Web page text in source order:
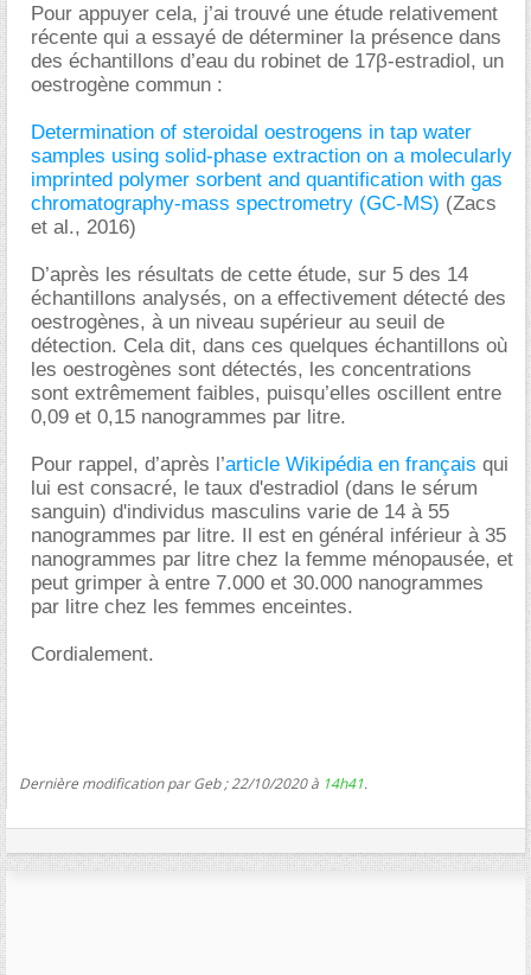
Pour appuyer cela, j’ai trouvé une étude relativement
récente qui a essayé de déterminer la présence dans
des échantillons d’eau du robinet de 17β-estradiol, un
oestrogène commun :
Determination of steroidal oestrogens in tap water
samples using solid-phase extraction on a molecularly
imprinted polymer sorbent and quantification with gas
chromatography-mass spectrometry (GC-MS) (Zacs
et al., 2016)
D’après les résultats de cette étude, sur 5 des 14
échantillons analysés, on a effectivement détecté des
oestrogènes, à un niveau supérieur au seuil de
détection. Cela dit, dans ces quelques échantillons où
les oestrogènes sont détectés, les concentrations
sont extrêmement faibles, puisqu’elles oscillent entre
0,09 et 0,15 nanogrammes par litre.
Pour rappel, d’après l’article Wikipédia en français qui
lui est consacré, le taux d'estradiol (dans le sérum
sanguin) d'individus masculins varie de 14 à 55
nanogrammes par litre. Il est en général inférieur à 35
nanogrammes par litre chez la femme ménopausée, et
peut grimper à entre 7.000 et 30.000 nanogrammes
par litre chez les femmes enceintes.
Cordialement.
Dernière modification par Geb ; 22/10/2020 à 14h41.